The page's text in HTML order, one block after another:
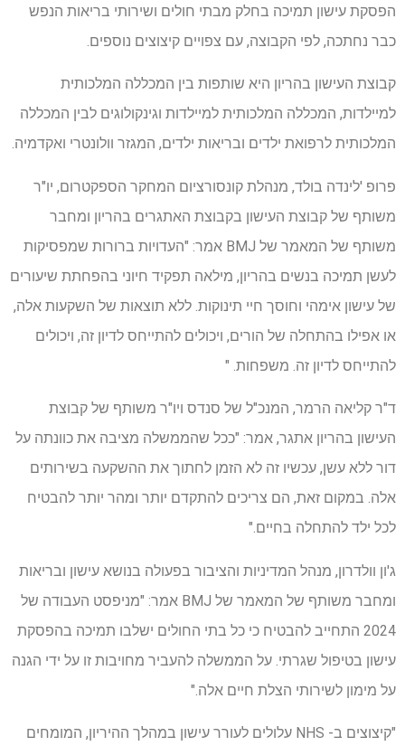
הפסקת עישון תמיכה בחלק מבתי חולים ושירותי בריאות הנפש
כבר נחתכה, לפי הקבוצה, עם צפויים קיצוצים נוספים.
קבוצת העישון בהריון היא שותפות בין המכללה המלכותית
למיילדות, המכללה המלכותית למיילדות וגינקולוגים לבין המכללה
המלכותית לרפואת ילדים ובריאות ילדים, המגזר וולונטרי ואקדמיה.
פרופ 'לינדה בולד, מנהלת קונסורציום המחקר הספקטרום, יו"ר
משותף של קבוצת העישון בקבוצת האתגרים בהריון ומחבר
משותף של המאמר של BMJ אמר: "העדויות ברורות שמפסיקות
לעשן תמיכה בנשים בהריון, מילאה תפקיד חיוני בהפחתת שיעורים
של עישון אימהי וחוסך חיי תינוקות. ללא תוצאות של השקעות אלה,
או אפילו בהתחלה של הורים, ויכולים להתייחס לדיון זה, ויכולים
להתייחס לדיון זה. משפחות. "
ד"ר קליאה הרמר, המנכ"ל של סנדס ויו"ר משותף של קבוצת
העישון בהריון אתגר, אמר: "ככל שהממשלה מציבה את כוונתה על
דור ללא עשן, עכשיו זה לא הזמן לחתוך את ההשקעה בשירותים
אלה. במקום זאת, הם צריכים להתקדם יותר ומהר יותר להבטיח
לכל ילד להתחלה בחיים."
ג'ון וולדרון, מנהל המדיניות והציבור בפעולה בנושא עישון ובריאות
ומחבר משותף של המאמר של BMJ אמר: "מניפסט העבודה של
2024 התחייב להבטיח כי כל בתי החולים ישלבו תמיכה בהפסקת
עישון בטיפול שגרתי. על הממשלה להעביר מחויבות זו על ידי הגנה
על מימון לשירותי הצלת חיים אלה."
"קיצוצים ב- NHS עלולים לעורר עישון במהלך ההיריון, המומחים